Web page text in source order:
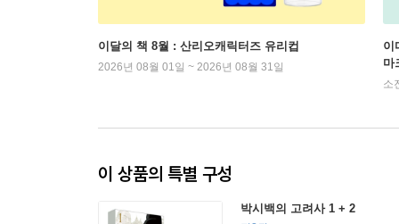
이달의 책 8월 : 산리오캐릭터즈 유리컵
2026년 08월 01일 ~ 2026년 08월 31일
이
마
소
이 상품의 특별 구성
박시백의 고려사 1 + 2